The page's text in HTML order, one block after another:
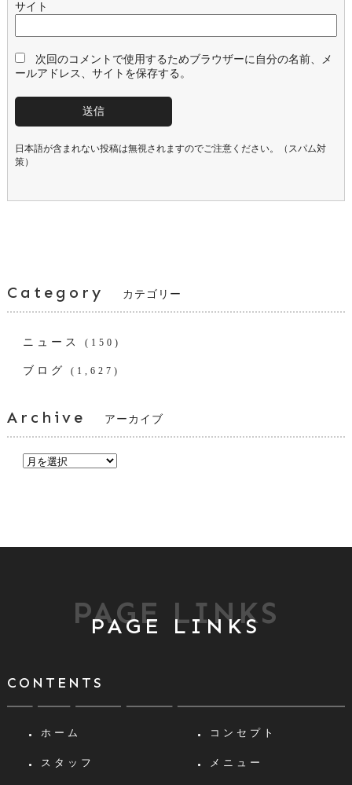
サイト
次回のコメントで使用するためブラウザーに自分の名前、メ
ールアドレス、サイトを保存する。
日本語が含まれない投稿は無視されますのでご注意ください。（スパム対
策）
Category カテゴリー
ニュース (150)
ブログ (1,627)
Archive アーカイブ
PAGE LINKS
PAGE LINKS
CONTENTS
ホーム コンセプト
スタッフ メニュー